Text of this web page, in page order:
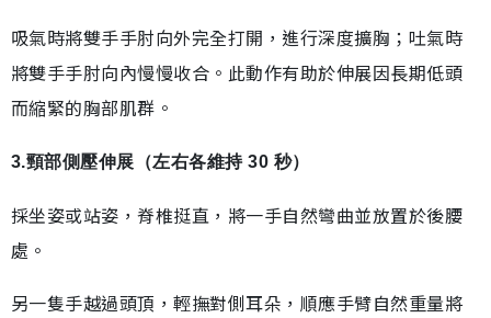
吸氣時將雙手手肘向外完全打開，進行深度擴胸；吐氣時
將雙手手肘向內慢慢收合。此動作有助於伸展因長期低頭
而縮緊的胸部肌群。
3.頸部側壓伸展（左右各維持 30 秒）
採坐姿或站姿，脊椎挺直，將一手自然彎曲並放置於後腰
處。
另一隻手越過頭頂，輕撫對側耳朵，順應手臂自然重量將